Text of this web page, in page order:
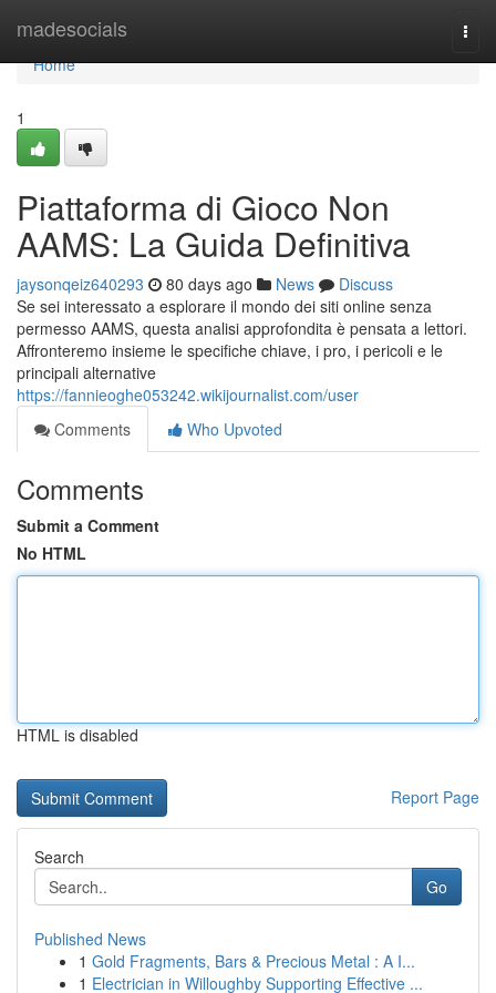
madesocials
Home
Home
1
Piattaforma di Gioco Non
AAMS: La Guida Definitiva
jaysonqeiz640293 80 days ago News
Discuss
Se sei interessato a esplorare il mondo dei siti online senza
permesso AAMS, questa analisi approfondita è pensata a lettori.
Affronteremo insieme le specifiche chiave, i pro, i pericoli e le
principali alternative
https://fannieoghe053242.wikijournalist.com/user
Comments
Who Upvoted
Comments
Submit a Comment
No HTML
HTML is disabled
Report Page
Search
Go
Published News
1 Gold Fragments, Bars & Precious Metal : A I...
1 Electrician in Willoughby Supporting Effective ...